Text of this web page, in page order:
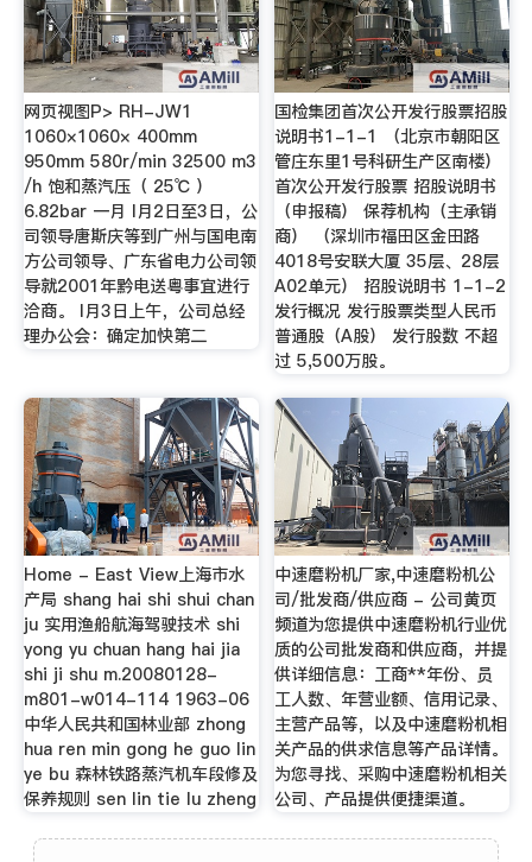
网页视图P> RH-JW1
1060×1060× 400mm
950mm 580r/min 32500 m3
/h 饱和蒸汽压（ 25℃ ）
6.82bar 一月 l月2日至3日，公
司领导唐斯庆等到广州与国电南
方公司领导、广东省电力公司领
导就2001年黔电送粤事宜进行
洽商。 l月3日上午，公司总经
理办公会：确定加快第二
国检集团首次公开发行股票招股
说明书1-1-1 （北京市朝阳区
管庄东里1号科研生产区南楼）
首次公开发行股票 招股说明书
（申报稿） 保荐机构（主承销
商） （深圳市福田区金田路
4018号安联大厦 35层、28层
A02单元） 招股说明书 1-1-2
发行概况 发行股票类型人民币
普通股（A股） 发行股数 不超
过 5,500万股。
Home - East View上海市水
产局 shang hai shi shui chan
ju 实用渔船航海驾驶技术 shi
yong yu chuan hang hai jia
shi ji shu m.20080128-
m801-w014-114 1963-06
中华人民共和国林业部 zhong
hua ren min gong he guo lin
ye bu 森林铁路蒸汽机车段修及
保养规则 sen lin tie lu zheng
中速磨粉机厂家,中速磨粉机公
司/批发商/供应商 - 公司黄页
频道为您提供中速磨粉机行业优
质的公司批发商和供应商，并提
供详细信息：工商**年份、员
工人数、年营业额、信用记录、
主营产品等，以及中速磨粉机相
关产品的供求信息等产品详情。
为您寻找、采购中速磨粉机相关
公司、产品提供便捷渠道。